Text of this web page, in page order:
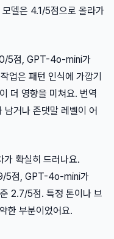
델은 4.1/5점으로 올라가
5점, GPT-4o-mini가
업은 패턴 인식에 가깝기
더 영향을 미쳐요. 번역
거나 존댓말 레벨이 어
가 확실히 드러나요.
5점, GPT-4o-mini가
2.7/5점. 특정 톤이나 브
한 부분이었어요.